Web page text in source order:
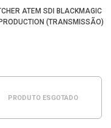
ATEM SDI BLACKMAGIC
(TRANSMISSÃO)
PRODUTO ESGOTADO